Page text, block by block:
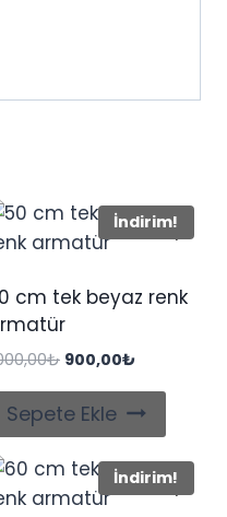
İndirim!
cm tek beyaz renk
₺ Orijinal
1.000,00₺.
900,00₺Şu
fiyat:
900,00₺.
Sepete Ekle
İndirim!